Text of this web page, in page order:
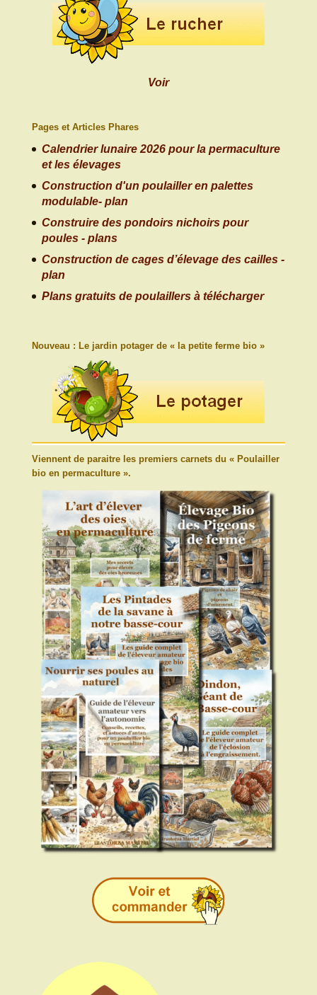
Voir
Pages et Articles Phares
Calendrier lunaire 2026 pour la permaculture
et les élevages
Construction d'un poulailler en palettes
modulable- plan
Construire des pondoirs nichoirs pour
poules - plans
Construction de cages d’élevage des cailles -
plan
Plans gratuits de poulaillers à télécharger
Nouveau : Le jardin potager de « la petite ferme bio »
Viennent de paraitre les premiers carnets du « Poulailler
bio en permaculture ».